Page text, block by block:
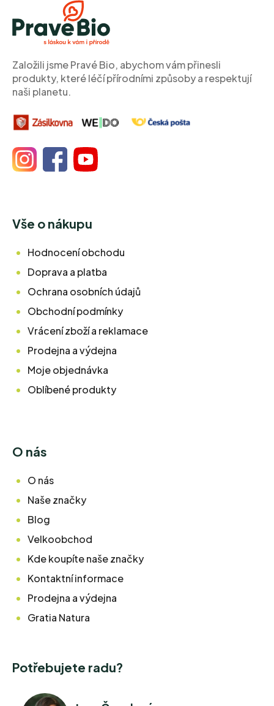
Založili jsme Pravé Bio, abychom vám přinesli
produkty, které léčí přírodními způsoby a respektují
naši planetu.
Vše o nákupu
Hodnocení obchodu
Doprava a platba
Ochrana osobních údajů
Obchodní podmínky
Vrácení zboží a reklamace
Prodejna a výdejna
Moje objednávka
Oblíbené produkty
O nás
O nás
Naše značky
Blog
Velkoobchod
Kde koupíte naše značky
Kontaktní informace
Prodejna a výdejna
Gratia Natura
Potřebujete radu?